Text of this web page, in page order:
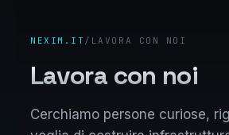
NEXIM.IT / LAVORA CON NOI
Lavora con noi
Cerchiamo persone curiose,